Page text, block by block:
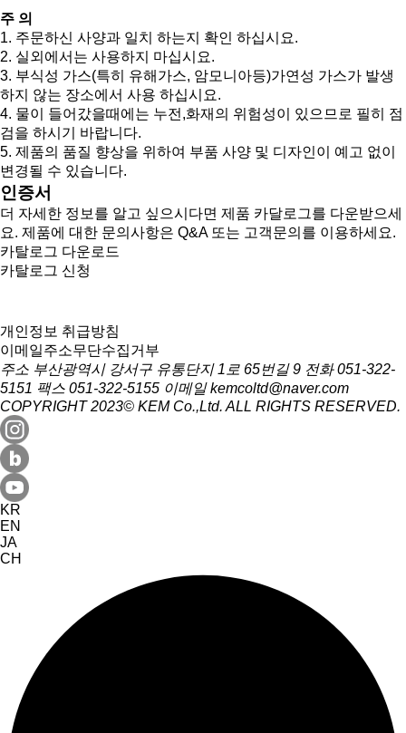
주 의
1. 주문하신 사양과 일치 하는지 확인 하십시요.
2. 실외에서는 사용하지 마십시요.
3. 부식성 가스(특히 유해가스, 암모니아등)가연성 가스가 발생
하지 않는 장소에서 사용 하십시요.
4. 물이 들어갔을때에는 누전,화재의 위험성이 있으므로 필히 점
검을 하시기 바랍니다.
5. 제품의 품질 향상을 위하여 부품 사양 및 디자인이 예고 없이
변경될 수 있습니다.
인증서
더 자세한 정보를 알고 싶으시다면 제품 카달로그를 다운받으세
요. 제품에 대한 문의사항은 Q&A 또는 고객문의를 이용하세요.
카탈로그 다운로드
카탈로그 신청
개인정보 취급방침
이메일주소무단수집거부
주소 부산광역시 강서구 유통단지 1로 65번길 9 전화 051-322-
5151 팩스 051-322-5155 이메일 kemcoltd@naver.com
COPYRIGHT 2023© KEM Co.,Ltd. ALL RIGHTS RESERVED.
KR
EN
JA
CH